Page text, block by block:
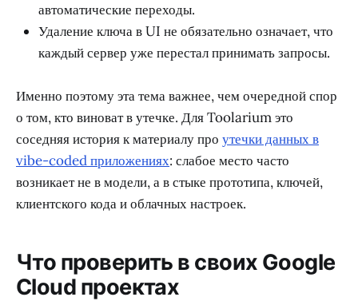
автоматические переходы.
Удаление ключа в UI не обязательно означает, что
каждый сервер уже перестал принимать запросы.
Именно поэтому эта тема важнее, чем очередной спор
о том, кто виноват в утечке. Для Toolarium это
соседняя история к материалу про утечки данных в
vibe-coded приложениях: слабое место часто
возникает не в модели, а в стыке прототипа, ключей,
клиентского кода и облачных настроек.
Что проверить в своих Google
Cloud проектах